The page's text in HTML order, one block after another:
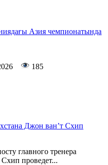
Азия чемпионатында
185
Джон ван’т Схип
главного тренера
проведет...